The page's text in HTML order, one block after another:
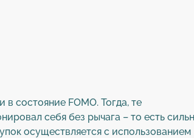
состояние FOMO. Тогда, те
себя без рычага – то есть
осуществляется с использованием